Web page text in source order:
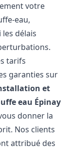
votre
eau,
délais
tarifs
garanties sur
et
eau Épinay
donner la
Nos clients
attribué des